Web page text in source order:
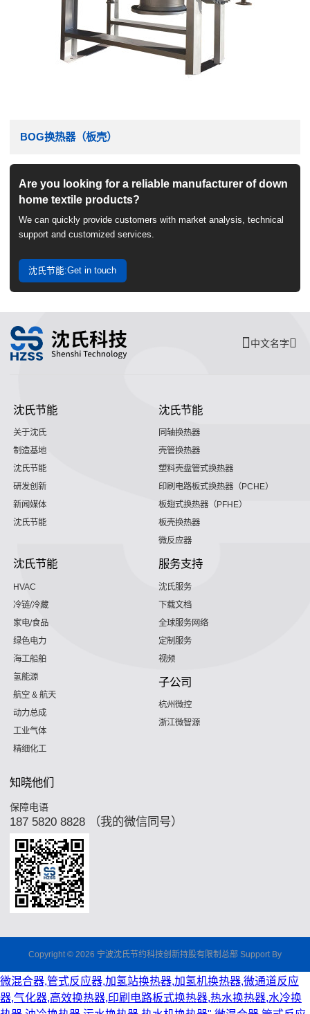
BOG换热器（板壳）
Are you looking for a reliable manufacturer of down
home textile products?
We can quickly provide customers with market analysis, technical
support and customized services.
沈氏节能:Get in touch
中文名字
沈氏节能
关于沈氏
制造基地
沈氏节能
研发创新
新闻媒体
沈氏节能
沈氏节能
同轴换热器
壳管换热器
塑料壳盘管式换热器
印刷电路板式换热器（PCHE）
板翅式换热器（PFHE）
板壳换热器
微反应器
沈氏节能
HVAC
冷链/冷藏
家电/食品
绿色电力
海工船舶
氢能源
航空 & 航天
动力总成
工业气体
精细化工
服务支持
沈氏服务
下载文档
全球服务网络
定制服务
视频
子公司
杭州微控
浙江微智源
知晓他们
保障电语
187 5820 8828 （我的微信同号）
Copyright © 2026 宁波沈氏节约科技创新持股有限制总部 Support By
微混合器,管式反应器,加氢站换热器,加氢机换热器,微通道反应
器,气化器,高效换热器,印刷电路板式换热器,热水换热器,水冷换